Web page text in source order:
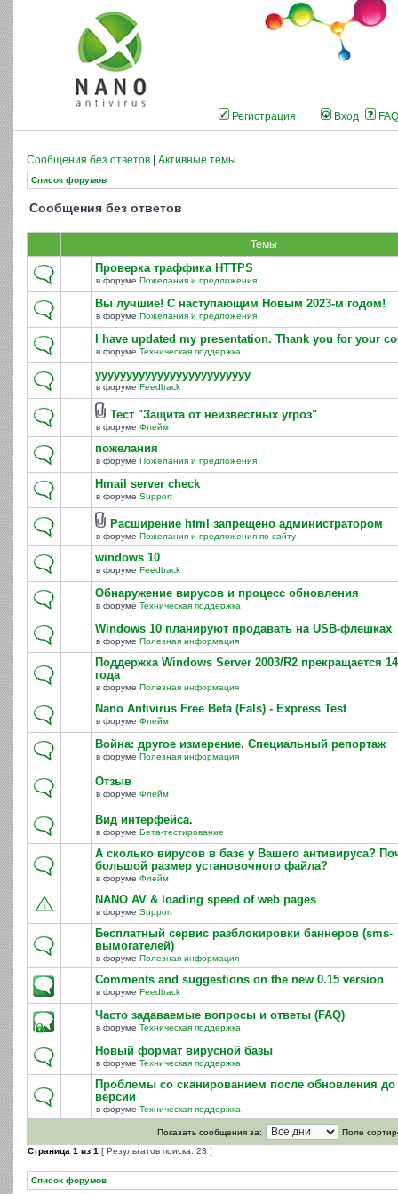
Регистрация Вход FAQ
Сообщения без ответов Активные темы
Список форумов
Сообщения без ответов
Темы
Проверка траффика HTTPS
в форуме Пожелания и предложения
Вы лучшие! С наступающим Новым 2023-м годом!
в форуме Пожелания и предложения
I have updated my presentation. Thank you for your
в форуме Техническая поддержка
yyyyyyyyyyyyyyyyyyyyyyyyy
в форуме Feedback
Тест "Защита от неизвестных угроз"
в форуме Флейм
пожелания
в форуме Пожелания и предложения
Hmail server check
в форуме Support
Расширение html запрещено администратором
в форуме Пожелания и предложения по сайту
windows 10
в форуме Feedback
Обнаружение вирусов и процесс обновления
в форуме Техническая поддержка
Windows 10 планируют продавать на USB-флешках
в форуме Полезная информация
Поддержка Windows Server 2003/R2 прекращается
года
в форуме Полезная информация
Nano Antivirus Free Beta (Fals) - Express Test
в форуме Флейм
Война: другое измерение. Специальный репортаж
в форуме Полезная информация
Отзыв
в форуме Флейм
Вид интерфейса.
в форуме Бета-тестирование
А сколько вирусов в базе у Вашего антивируса?
большой размер установочного файла?
в форуме Флейм
NANO AV & loading speed of web pages
в форуме Support
Бесплатный сервис разблокировки баннеров (sms-
вымогателей)
в форуме Полезная информация
Comments and suggestions on the new 0.15 version
в форуме Feedback
Часто задаваемые вопросы и ответы (FAQ)
в форуме Техническая поддержка
Новый формат вирусной базы
в форуме Техническая поддержка
Проблемы со сканированием после обновления до
версии
в форуме Техническая поддержка
Показать сообщения за:
Поле
Страница 1 из 1 [ Результатов поиска: 23 ]
Список форумов